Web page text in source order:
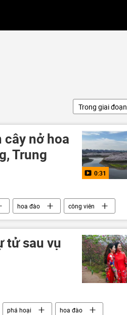
Trong giai đoạn
nở hoa
Trung
0:31
hoa đào công viên
tử sau vụ
phá hoại hoa đào